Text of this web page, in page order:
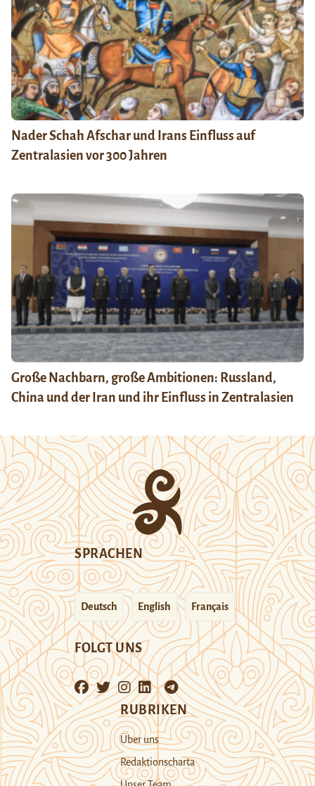
Nader Schah Afschar und Irans Einfluss auf
Zentralasien vor 300 Jahren
Große Nachbarn, große Ambitionen: Russland,
China und der Iran und ihr Einfluss in Zentralasien
SPRACHEN
Deutsch English Français
FOLGT UNS
RUBRIKEN
Über uns
Redaktionscharta